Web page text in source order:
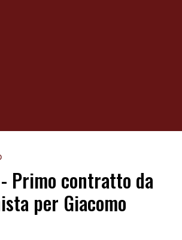
- Primo contratto da
per Giacomo